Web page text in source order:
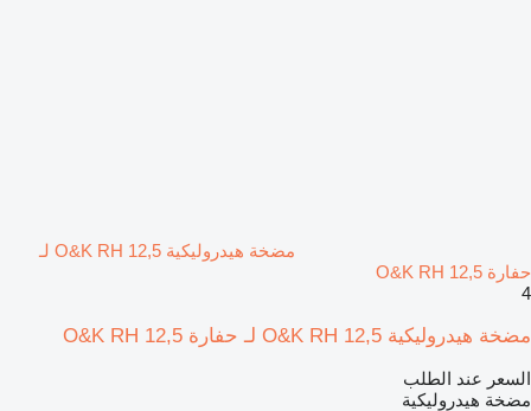
مضخة هيدروليكية O&K RH 12,5 لـ
حفارة O&K RH 12,5
4
مضخة هيدروليكية O&K RH 12,5 لـ حفارة O&K RH 12,5
السعر عند الطلب
مضخة هيدروليكية